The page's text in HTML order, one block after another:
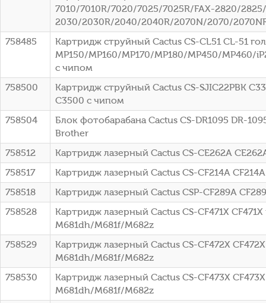
7010/7010R/7020/7025/7025R/FAX-2820/
2030/2030R/2040/2040R/2070N/2070/
758485
Картридж струйный Cactus CS-CL51 CL-51
MP150/MP160/MP170/MP180/MP450/MP460/
с чипом
758500
Картридж струйный Cactus CS-SJIC22PBK
C3500 с чипом
758504
Блок фотобарабана Cactus CS-DR1095 DR-
Brother
758512
Картридж лазерный Cactus CS-CE262A
758517
Картридж лазерный Cactus CS-CF214A
758518
Картридж лазерный Cactus CSP-CF289A
758528
Картридж лазерный Cactus CS-CF471X
M681dh/M681f/M682z
758529
Картридж лазерный Cactus CS-CF472X
M681dh/M681f/M682z
758530
Картридж лазерный Cactus CS-CF473X
M681dh/M681f/M682z